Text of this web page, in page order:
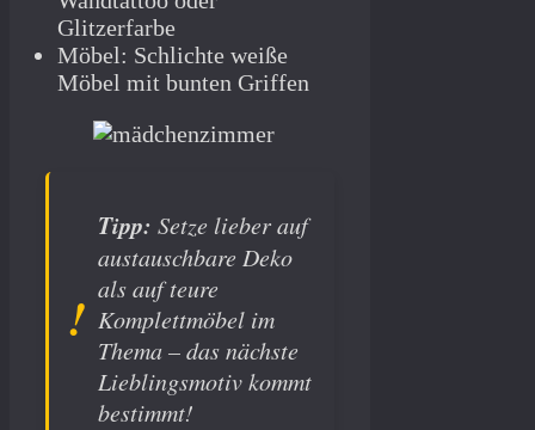
Glitzerfarbe
Möbel: Schlichte weiße
Möbel mit bunten Griffen
Tipp: Setze lieber auf
austauschbare Deko
als auf teure
Komplettmöbel im
Thema – das nächste
Lieblingsmotiv kommt
bestimmt!